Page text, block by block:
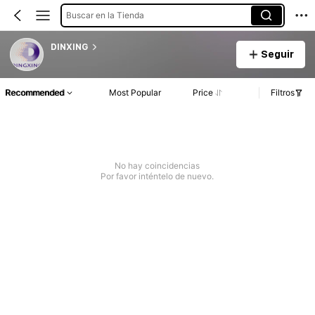
Buscar en la Tienda
DINXING
Seguir
Recommended Most Popular Price Filtros
No hay coincidencias
Por favor inténtelo de nuevo.